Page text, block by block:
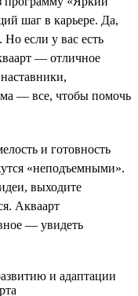
шаг в карьере. Да,
если у вас есть
— отличное
— все, чтобы помочь
и готовность
«неподъемными».
выходите
Акваарт
— увидеть